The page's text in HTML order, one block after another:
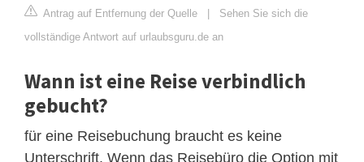
Antrag auf Entfernung der Quelle | Sehen Sie sich die
vollständige Antwort auf urlaubsguru.de an
Wann ist eine Reise verbindlich
gebucht?
für eine Reisebuchung braucht es keine
Unterschrift. Wenn das Reisebüro die Option mit